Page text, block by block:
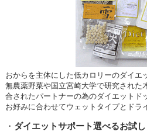
おからを主体にした低カロリーのダイエ
無農薬野菜や国立宮崎大学で研究された
合されたパートナーの為のダイエットド
お好みに合わせてウェットタイプとドラ
・ ダイエットサポート選べるお試し